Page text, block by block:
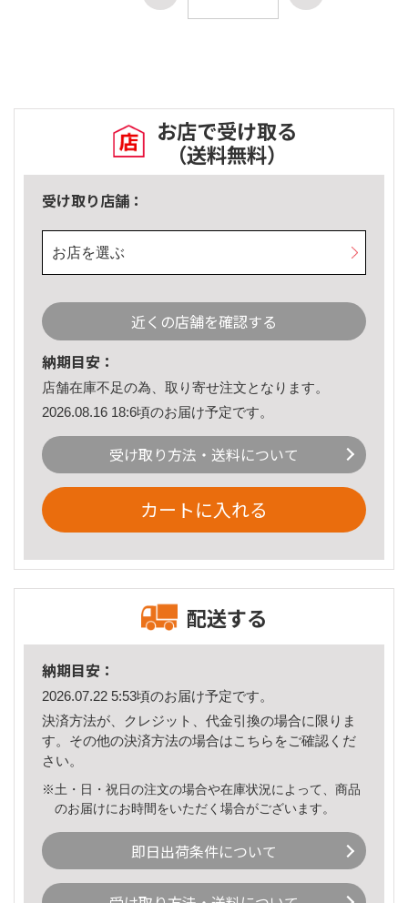
お店で受け取る
（送料無料）
受け取り店舗：
お店を選ぶ
近くの店舗を確認する
納期目安：
店舗在庫不足の為、取り寄せ注文となります。
2026.08.16 18:6頃のお届け予定です。
受け取り方法・送料について
カートに入れる
配送する
納期目安：
2026.07.22 5:53頃のお届け予定です。
決済方法が、クレジット、代金引換の場合に限りま
す。その他の決済方法の場合はこちら をご確認くだ
さい。
※土・日・祝日の注文の場合や在庫状況によって、商品
のお届けにお時間をいただく場合がございます。
即日出荷条件について